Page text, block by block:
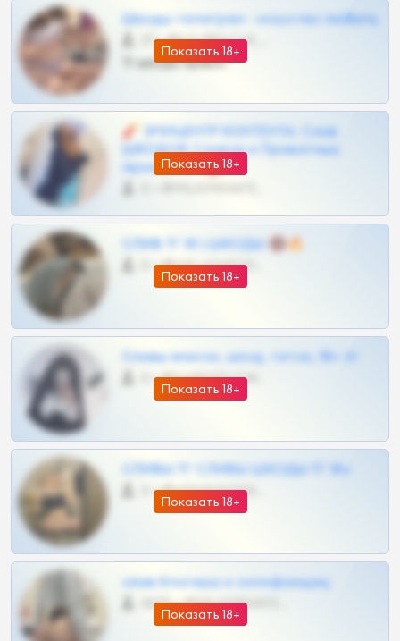
Показать 18+
Шкоды телеграм - искуство любить
27 •
Тг шкоды приват
Показать 18+
🧨 ЭПИЦЕНТР КОНТЕНТА: Слив
ШКОДОВ Сливов и Приватных
Архивов ТГ 🔞💎
Показать 18+
СЛИВ ТГ 18 | ШКОДЫ 🔞🔥
0 •
Показать 18+
Сливы вписок, шкод, теток, 18+ тг
0 •
Показать 18+
СЛИВЫ ТГ СЛИВЫ ШКОДЫ ТГ 18+
0 •
Показать 18+
слив блогерш и онлифанщиц
4675 •